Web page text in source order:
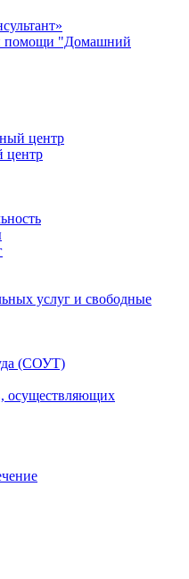
помощи "Домашний
центр
центр
услуг и свободные
(СОУТ)
осуществляющих